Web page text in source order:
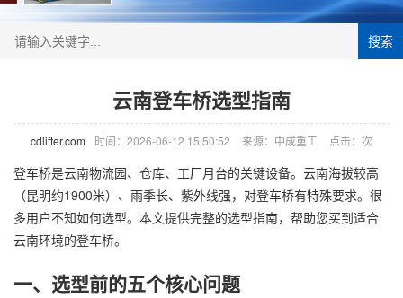
搜索
云南登车桥选型指南
cdlifter.com 时间：2026-06-12 15:50:52 来源：中成重工 点击： 次
登车桥是云南物流园、仓库、工厂月台的关键设备。云南海拔较高
（昆明约1900米）、雨季长、紫外线强，对登车桥有特殊要求。很
多用户不知如何选型。本文提供完整的选型指南，帮助您买到适合
云南环境的登车桥。
一、选型前的五个核心问题